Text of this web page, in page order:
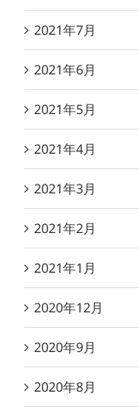
2021年7月
2021年6月
2021年5月
2021年4月
2021年3月
2021年2月
2021年1月
2020年12月
2020年9月
2020年8月